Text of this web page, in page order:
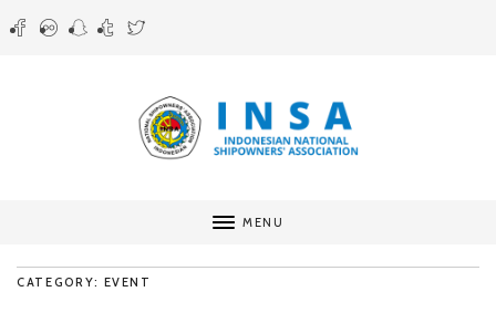
MENU
CATEGORY: EVENT